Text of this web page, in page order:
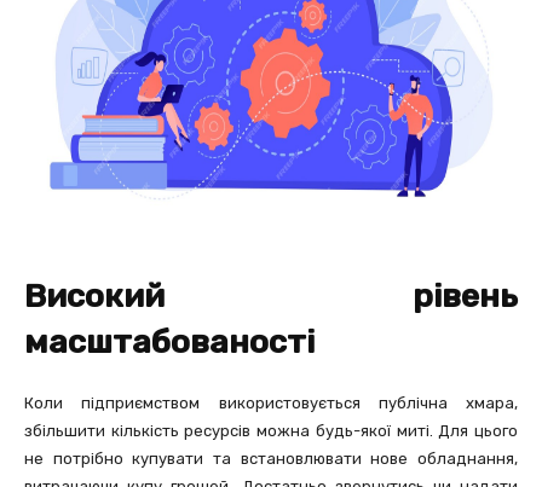
Високий рівень
масштабованості
Коли підприємством використовується публічна хмара,
збільшити кількість ресурсів можна будь-якої миті. Для цього
не потрібно купувати та встановлювати нове обладнання,